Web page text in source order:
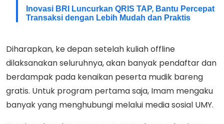
Inovasi BRI Luncurkan QRIS TAP, Bantu Percepat
Transaksi dengan Lebih Mudah dan Praktis
Diharapkan, ke depan setelah kuliah offline
dilaksanakan seluruhnya, akan banyak pendaftar dan
berdampak pada kenaikan peserta mudik bareng
gratis. Untuk program pertama saja, Imam mengaku
banyak yang menghubungi melalui media sosial UMY.